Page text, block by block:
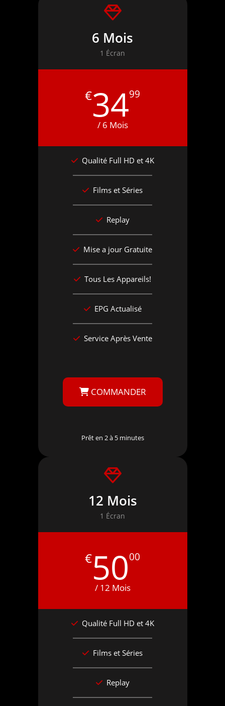
6 Mois
1 Écran
€3499
/ 6 Mois
Qualité Full HD et 4K
Films et Séries
Replay
Mise a jour Gratuite
Tous Les Appareils!
EPG Actualisé
Service Après Vente
COMMANDER
Prêt en 2 à 5 minutes
12 Mois
1 Écran
€5000
/ 12 Mois
Qualité Full HD et 4K
Films et Séries
Replay